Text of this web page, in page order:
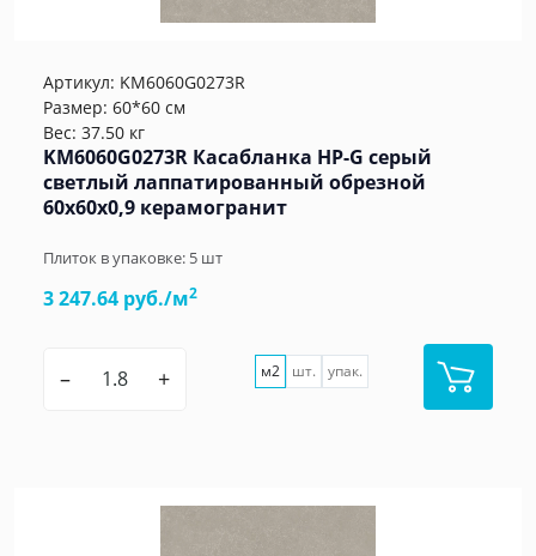
Артикул: KM6060G0273R
Размер: 60*60 см
Вес: 37.50 кг
KM6060G0273R Касабланка HP-G серый
светлый лаппатированный обрезной
60x60x0,9 керамогранит
Плиток в упаковке: 5 шт
3 247.64 руб./м2
– + м2 шт. упак.